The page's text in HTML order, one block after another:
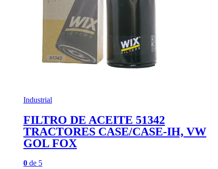
Industrial
FILTRO DE ACEITE 51342
TRACTORES CASE/CASE-IH, VW
GOL FOX
0 de 5